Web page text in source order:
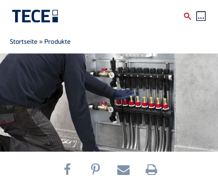
Direkt zum Inhalt
Breadcrumb
Startseite » Produkte